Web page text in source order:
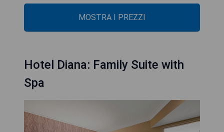
MOSTRA I PREZZI
Hotel Diana: Family Suite with
Spa